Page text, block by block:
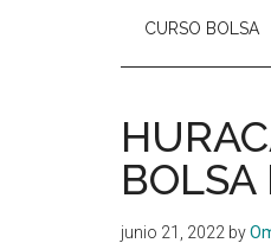
CURSO BOLSA
junio 21, 2022 by